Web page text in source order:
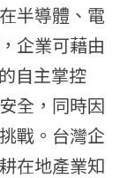
半導體、電
企業可藉由
自主掌控
全，同時因
戰。台灣企
在地產業知